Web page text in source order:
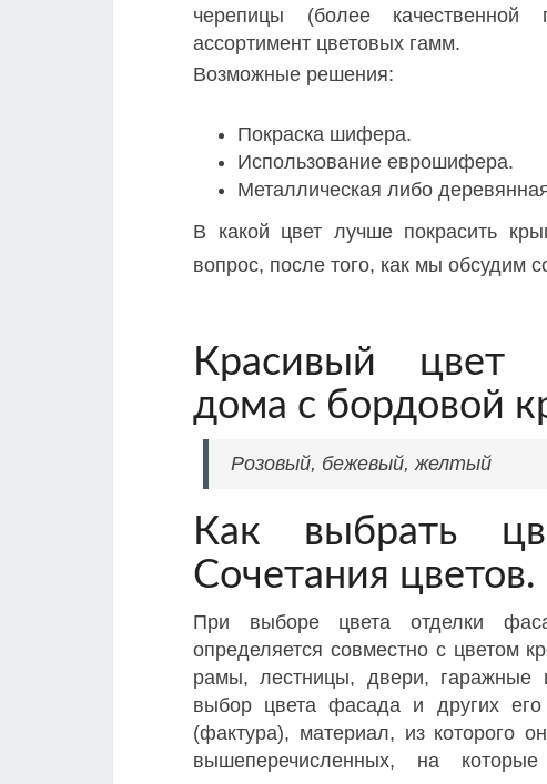
черепицы (более
ассортимент цветовых гамм.
Возможные решения:
Покраска шифера.
Использование еврошифера.
Металлическая либо
В какой цвет лучше покрасить
вопрос, после того, как мы обсудим
Красивый цвет
дома с бордовой
Розовый, бежевый, желтый
Как выбрать
Сочетания
При выборе цвета отделки
определяется совместно с цветом
рамы, лестницы, двери, гаражные
выбор цвета фасада и других
(фактура), материал, из которого
вышеперечисленных, на